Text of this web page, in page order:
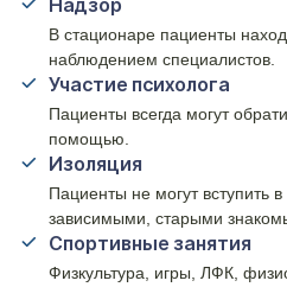
Надзор
В стационаре пациенты
наблюдением специалистов.
Участие психолога
Пациенты всегда могут
помощью.
Изоляция
Пациенты не могут вступить в
зависимыми, старыми
Спортивные занятия
Физкультура, игры, ЛФК,